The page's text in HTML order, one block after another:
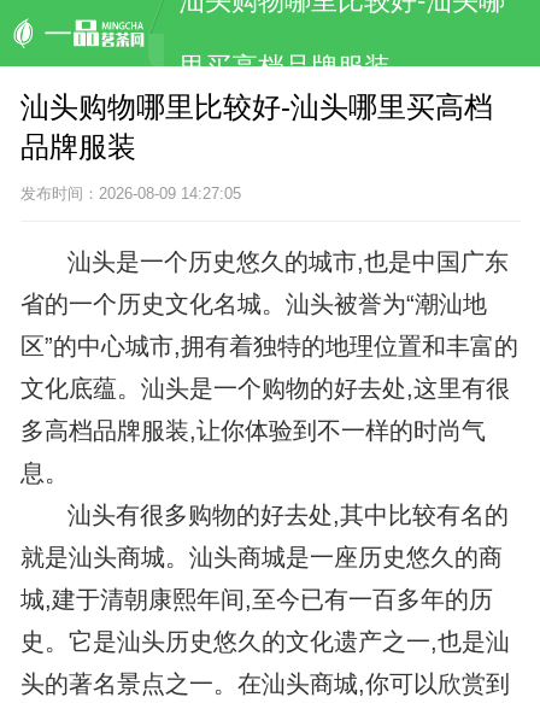
里买高档品牌服装
汕头购物哪里比较好-汕头哪里买高档
品牌服装
发布时间：2026-08-09 14:27:05
汕头是一个历史悠久的城市,也是中国广东
省的一个历史文化名城。汕头被誉为“潮汕地
区”的中心城市,拥有着独特的地理位置和丰富的
文化底蕴。汕头是一个购物的好去处,这里有很
多高档品牌服装,让你体验到不一样的时尚气
息。
汕头有很多购物的好去处,其中比较有名的
就是汕头商城。汕头商城是一座历史悠久的商
城,建于清朝康熙年间,至今已有一百多年的历
史。它是汕头历史悠久的文化遗产之一,也是汕
头的著名景点之一。在汕头商城,你可以欣赏到